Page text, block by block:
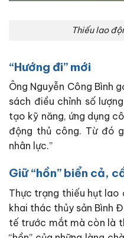
Thiếu lao
“Hướng đi” mới
Ông Nguyễn Công Bình
sách điều chỉnh số
tạo kỹ năng, ứng dụng
động thủ công. Từ đó
nhân lực.”
Giữ “hồn” biển cả,
Thực trạng thiếu hụt lao
khai thác thủy sản Bình
tế trước mắt mà còn là